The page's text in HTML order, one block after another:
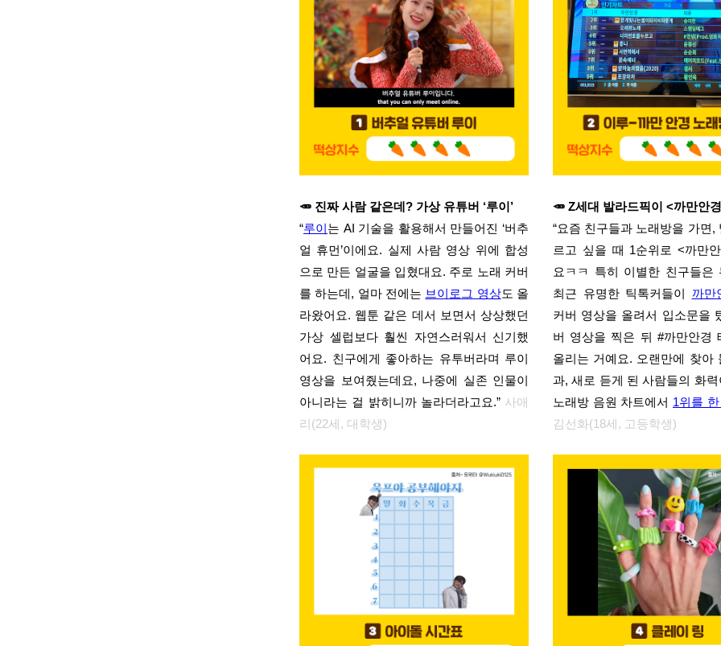
🥕 진짜 사람 같은데? 가상 유튜버 ‘루이’
“루이는 AI 기술을 활용해서 만들어진 ‘버추
얼 휴먼’이에요. 실제 사람 영상 위에 합성
으로 만든 얼굴을 입혔대요. 주로 노래 커버
를 하는데, 얼마 전에는 브이로그 영상도 올
라왔어요. 웹툰 같은 데서 보면서 상상했던
가상 셀럽보다 훨씬 자연스러워서 신기했
어요. 친구에게 좋아하는 유투버라며 루이
영상을 보여줬는데요, 나중에 실존 인물이
아니라는 걸 밝히니까 놀라더라고요.” 사애
리(22세, 대학생)
🥕 Z세대 발라드픽이 <까만안
“요즘 친구들과 노래방을 가면,
르고 싶을 때 1순위로 <까만
요ㅋㅋ 특히 이별한 친구들은
최근 유명한 틱톡커들이 까만
커버 영상을 올려서 입소문을
버 영상을 찍은 뒤 #까만안경
올리는 거예요. 오랜만에 찾아
과, 새로 듣게 된 사람들의 화
노래방 음원 차트에서 1위를
김선화(18세, 고등학생)